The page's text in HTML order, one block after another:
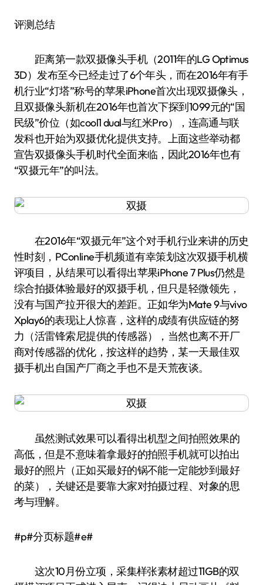
评测总结
距离第一款双摄像头手机（2011年的LG Optimus
3D）发布至今已经走过了6个年头，而在2016年有手
机行业“灯塔”称号的苹果iPhone首次出现双摄像头，
且双摄像头新机在2016年也首次下探到1099元的“国
民级”价位（如cool1 dual与红米Pro），连高通与联
发科也开始为双摄优化提供支持。上面这些举动都
宣告双摄像头手机时代全面来临，因此2016年也有
“双摄元年”的叫法。
在2016年“双摄元年”这个对手机行业来讲的历史
性时刻，PConline手机频道有幸策划这次双摄手机横
评项目，从结果可以看得出苹果iPhone 7 Plus仍然是
综合拍摄体验最好的双摄手机，但只是轻微领先，
没有与国产拉开很大的差距。正如华为Mate 9与vivo
Xplay6的表现让人惊喜，这样的成绩有供应链的努
力（活雷锋索尼提供的传感器），当然也离不开厂
商对传感器的优化，按这样的趋势，某一天最佳双
摄手机出自国产厂商之手也不是天荒夜谈。
虽然测试效果可以看得出机型之间拍照效果的
高低，但是不意味着拿最好的拍照手机就可以拍出
最好的照片（正如买最好的锅不能一定能炒到最好
的菜），关键还是要靠大家对拍摄过程、对象的思
考与理解。
#p#分页标题#e#
这次10月份立项，采集样张素材超过11GB的双